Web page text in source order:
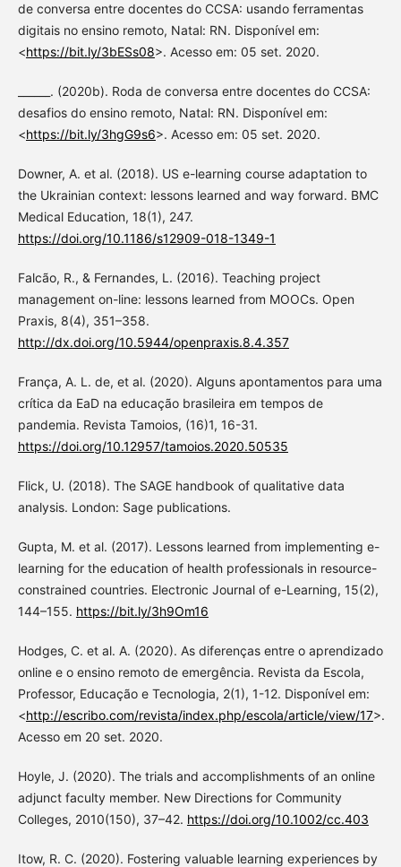
de conversa entre docentes do CCSA: usando ferramentas
digitais no ensino remoto, Natal: RN. Disponível em:
<https://bit.ly/3bESs08>. Acesso em: 05 set. 2020.
______. (2020b). Roda de conversa entre docentes do CCSA:
desafios do ensino remoto, Natal: RN. Disponível em:
<https://bit.ly/3hgG9s6>. Acesso em: 05 set. 2020.
Downer, A. et al. (2018). US e-learning course adaptation to
the Ukrainian context: lessons learned and way forward. BMC
Medical Education, 18(1), 247.
https://doi.org/10.1186/s12909-018-1349-1
Falcão, R., & Fernandes, L. (2016). Teaching project
management on-line: lessons learned from MOOCs. Open
Praxis, 8(4), 351–358.
http://dx.doi.org/10.5944/openpraxis.8.4.357
França, A. L. de, et al. (2020). Alguns apontamentos para uma
crítica da EaD na educação brasileira em tempos de
pandemia. Revista Tamoios, (16)1, 16-31.
https://doi.org/10.12957/tamoios.2020.50535
Flick, U. (2018). The SAGE handbook of qualitative data
analysis. London: Sage publications.
Gupta, M. et al. (2017). Lessons learned from implementing e-
learning for the education of health professionals in resource-
constrained countries. Electronic Journal of e-Learning, 15(2),
144–155. https://bit.ly/3h9Om16
Hodges, C. et al. A. (2020). As diferenças entre o aprendizado
online e o ensino remoto de emergência. Revista da Escola,
Professor, Educação e Tecnologia, 2(1), 1-12. Disponível em:
<http://escribo.com/revista/index.php/escola/article/view/17>.
Acesso em 20 set. 2020.
Hoyle, J. (2020). The trials and accomplishments of an online
adjunct faculty member. New Directions for Community
Colleges, 2010(150), 37–42. https://doi.org/10.1002/cc.403
Itow, R. C. (2020). Fostering valuable learning experiences by